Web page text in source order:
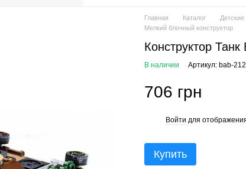
Главная Каталог
Мелкий блочный конструктор
Конструктор
В наличии Артикул: bab-
706 грн
Войти для
Купить